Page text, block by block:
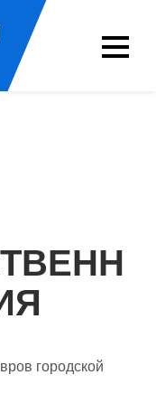
городской